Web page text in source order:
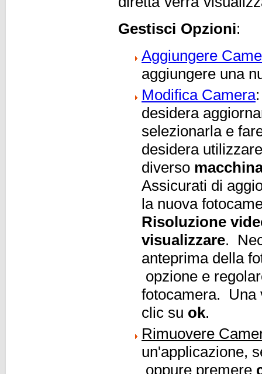
Gestisci Opzioni:
Aggiungere
aggiungere una
Modifica Camera
desidera
selezionarla e
desidera
diverso
Assicurati di
la nuova
Risoluzione
visualizzare.
anteprima della
opzione e
fotocamera. Una
clic su ok.
Rimuovere
un'applicazione,
oppure premere